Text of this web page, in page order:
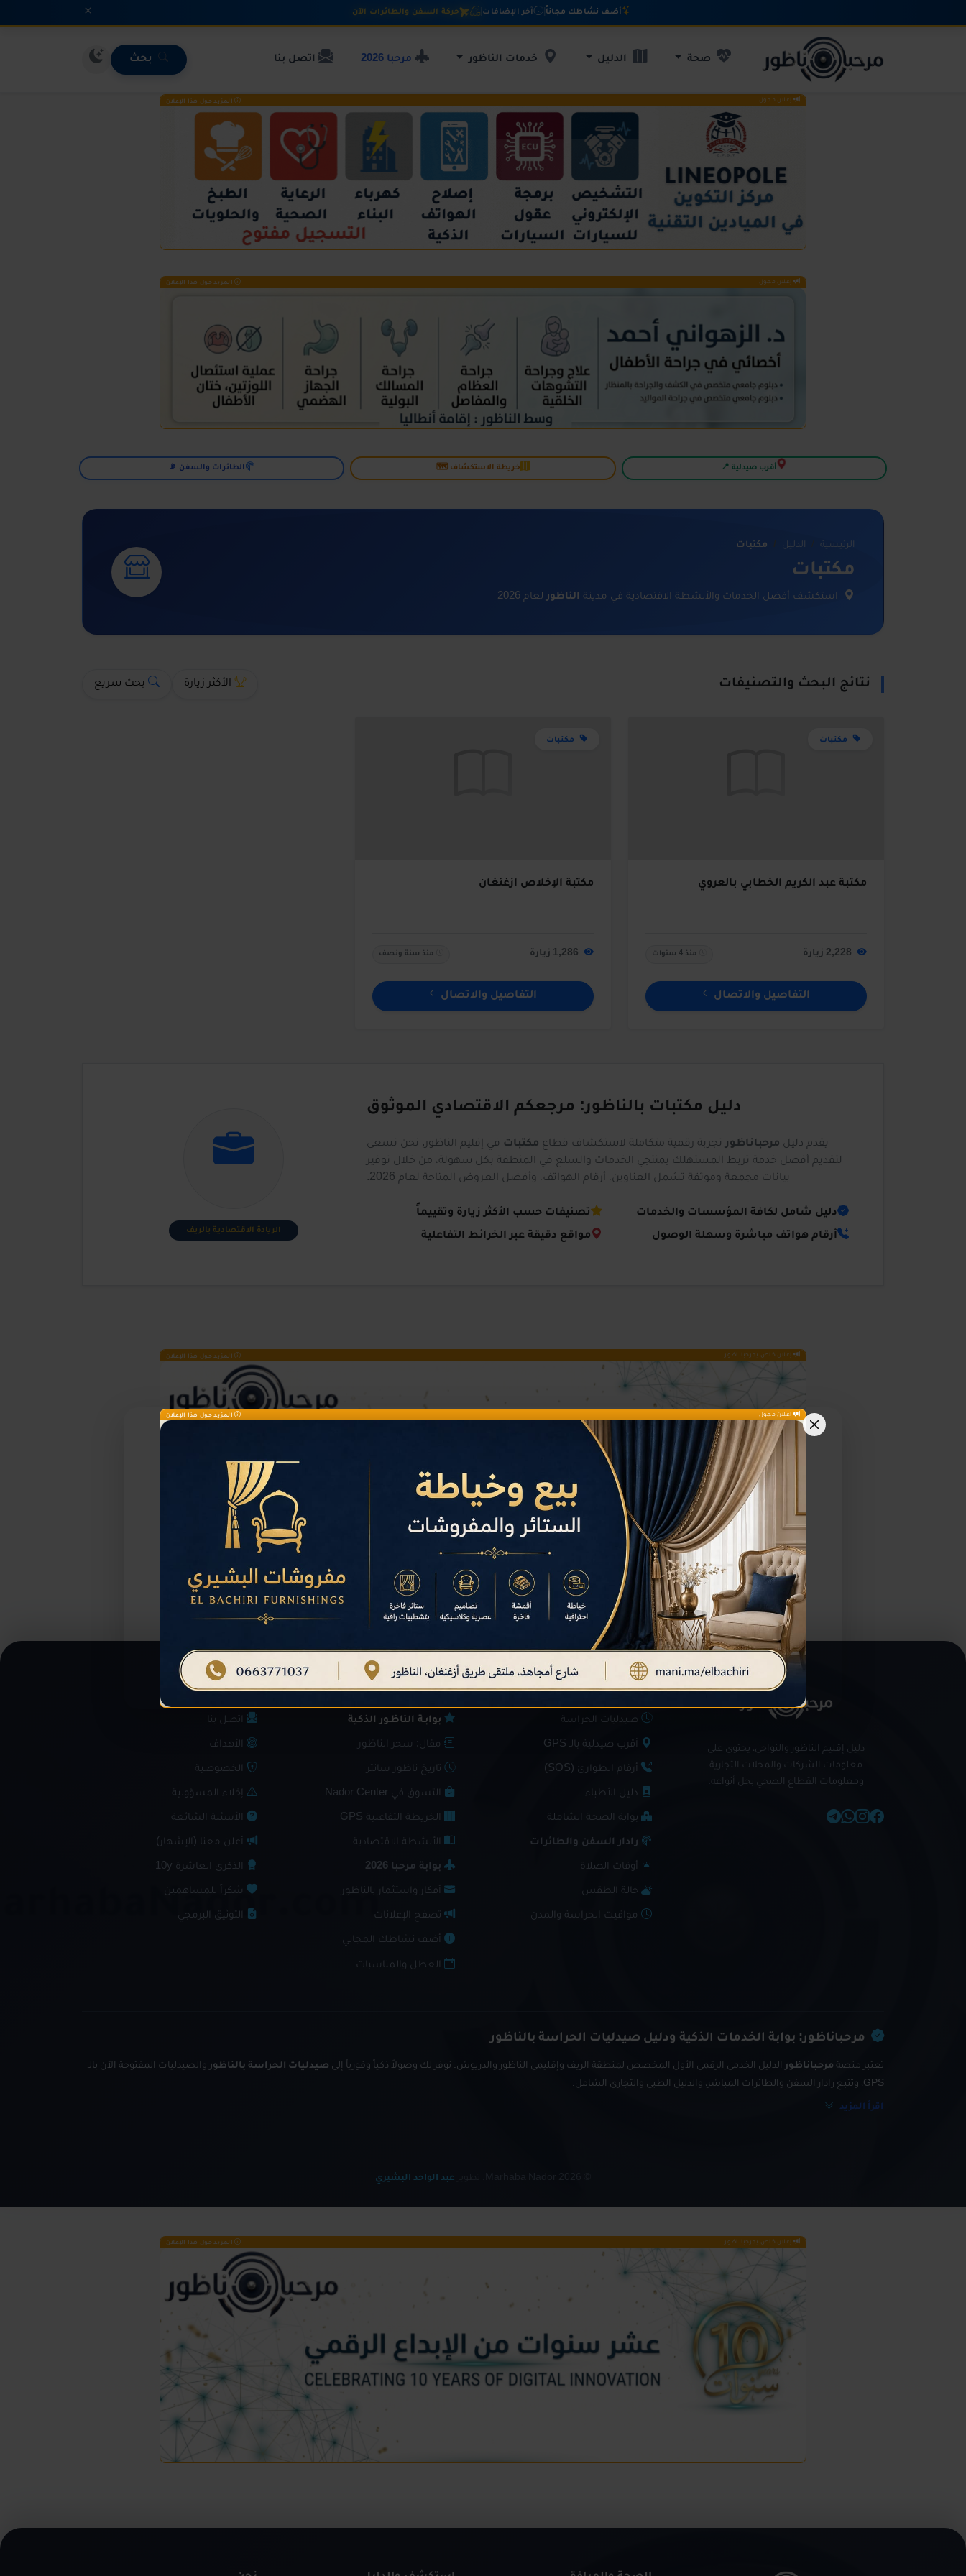
أضف نشاطك مجاناً | آخر الإضافات حركة السفن والطائرات الآن ×
صحة الدليل خدمات الناظور مرحبا 2026 اتصل بنا بحث
إعلان ممول المزيد حول هذا الإعلان
إعلان ممول المزيد حول هذا الإعلان
أقرب صيدلية 📍 خريطة الاستكشاف 🗺️ الطائرات والسفن 📡
الرئيسية الدليل مكتبات
مكتبات
استكشف أفضل الخدمات والأنشطة الاقتصادية في مدينة الناظورلعام 2026
نتائج البحث والتصنيفات الأكثر زيارة بحث سريع
مكتبات
مكتبة عبد الكريم الخطابي بالعروي
منذ 4 سنوات
التفاصيل والاتصال
مكتبات
مكتبة الإخلاص أزغنغان
منذ سنة ونصف
التفاصيل والاتصال
دليل مكتبات بالناظور: مرجعكم الاقتصادي الموثوق
يقدم دليل مرحباناظورتجربة رقمية متكاملة لاستكشاف قطاع مكتبات في إقليم الناظور. نحن نسعى
لتقديم أفضل خدمة تربط المستهلك بمنتجي الخدمات والسلع في المنطقة بكل سهولة، من خلال توفير
بيانات مجمعة وموثقة تشمل العناوين، أرقام الهواتف، وأفضل العروض المتاحة لعام 2026.
دليل شامل لكافة المؤسسات والخدمات
أرقام هواتف مباشرة وسهلة الوصول
تصنيفات حسب الأكثر زيارة وتقييماً
مواقع دقيقة عبر الخرائط التفاعلية
الريادة الاقتصادية بالريف
إعلان خاص بمرحباناظور المزيد حول هذا الإعلان
دليل إقليم الناظور والنواحي، يحتوي على
معلومات الشركات والمحلات التجارية
ومعلومات القطاع الصحي بجل أنواعه.
الصحة والمرافق
صيدليات الحراسة
أقرب صيدلية بالـ GPS
أرقام الطوارئ (SOS)
دليل الأطباء
بوابة الصحة الشاملة
رادار السفن والطائرات
أوقات الصلاة
حالة الطقس
مواقيت الحراسة والمدن
استكشف والدليل
بوابـة الناظـور الذكية
مقال: سحر الناظور
تاريخ ناظور سانتر
التسوق في Nador Center
الخريطة التفاعلية GPS
الأنشطة الاقتصادية
بوابة مرحبا 2026
أفكار واستثمار بالناظور
تصفح الإعلانات
أضف نشاطك المجاني
العطل والمناسبات
نحن
اتصل بنا
الأهداف
الخصوصية
إخلاء المسؤولية
الأسئلة الشائعة
أعلن معنا (الإشهار)
الذكرى العاشرة 10y
شكراً للمساهمين
التوثيق البرمجي
مرحباناظور: بوابة الخدمات الذكية ودليل صيدليات الحراسة بالناظور
تعتبر منصة مرحباناظورالدليل الخدمي الرقمي الأول المخصص لمنطقة الريف وإقليمي الناظور والدريوش. نوفر لك وصولاً ذكياً وفورياً إلى صيدليات الحراسة بالناظوروالصيدليات المفتوحة الآن بالـ
GPS، وتتبع رادار السفن والطائرات المباشر، والدليل الطبي والتجاري الشامل.
اقرأ المزيد
عبد الواحد البشيري
إعلان ممول المزيد حول هذا الإعلان
إعلان خاص بمرحباناظور المزيد حول هذا الإعلان